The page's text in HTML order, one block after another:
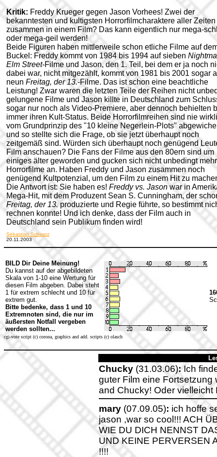
Kritik: Freddy Krueger gegen Jason Vorhees! Zwei der
bekanntesten und kultigsten Horrorfilmcharaktere aller Zeiten
zusammen in einem Film? Das kann eigentlich nur mega-
oder mega-geil werden!
Beide Figuren haben mittlerweile schon etliche Filme auf
Buckel: Freddy kommt von 1984 bis 1994 auf sieben
Elm Street-Filme und Jason, den 1. Teil, bei dem er ja noch
dabei war, nicht mitgezählt, kommt von 1981 bis 2001 sogar
neun Freitag, der 13.-Filme. Das ist schon eine beachtliche
Leistung! Zwar waren die letzten Teile der Reihen nicht
gelungene Filme und Jason killte in Deutschland zum
sogar nur noch als Video-Premiere, aber dennoch behielten
immer ihren Kult-Status. Beide Horrorfilmreihen sind nie
vom Grundprinzip des "10 kleine Negerlein-Plots"
und so stellte sich die Frage, ob sie jetzt überhaupt noch
zeitgemäß sind. Würden sich überhaupt noch genügend
Film anschauen? Die Fans der Filme aus den 80ern sind um
einiges älter geworden und gucken sich nicht unbedingt mehr
Horrorfilme an. Haben Freddy und Jason zusammen noch
genügend Kultpotenzial, um den Film zu einem Hit zu
Die Antwort ist: Sie haben es! Freddy vs. Jason war in
Mega-Hit, mit dem Produzent Sean S. Cunningham, der
Freitag, der 13. produzierte und Regie führte, so bestimmt
rechnen konnte! Und ich denke, dass der Film auch in
Deutschland sein Publikum finden wird!
Sebastian Schwarz
20.11.2003
BILD Dir Deine Meinung!
Du kannst auf der abgebildeten
Skala von 1-10 eine Wertung für
diesen Film abgeben. Dabei steht
1 für extrem schlecht und 10 für
extrem gut.
Bitte bedenke, dass 1 und 10
Extremnoten sind, die nur im
äußersten Notfall vergeben
werden sollten...
cgi-vote script (c) corona, graphics and add. scripts (c) olasch
Chucky (31.03.06):Ich
guter Film eine
and Chucky! Oder vielleicht
mary (07.09.05): ich hoffe
jason ,war so cool!!! ACH
WIE DU DICH NENNST
UND KEINE PERVERSEN
!!!!